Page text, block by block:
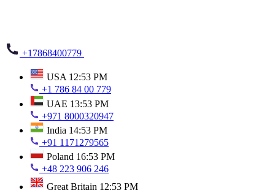
+17868400779
USA 12:53 PM
+1 786 84 00 779
UAE 13:53 PM
+971 8000320947
India 14:53 PM
+91 1171279565
Poland 16:53 PM
+48 223 906 246
Great Britain 12:53 PM